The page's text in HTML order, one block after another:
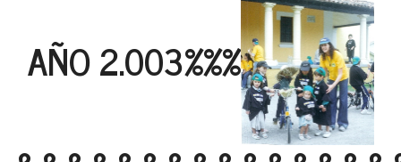
AÑO 2.003%%%